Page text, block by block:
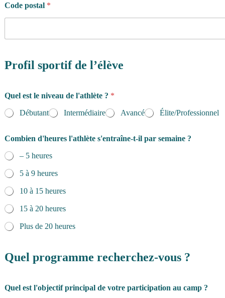
Code postal *
'
e
r
a
î
e
t
i
b
u
d
g
*
Profil sportif de l’élève
Quel est le niveau de l'athlète ? *
Débutant
Intermédiaire Avancé Élite/Professionnel
Combien d'heures l'athlète s'entraîne-t-il par semaine ?
– 5 heures
5 à 9 heures
10 à 15 heures
15 à 20 heures
Plus de 20 heures
Quel programme recherchez-vous ?
Quel est l'objectif principal de votre participation au camp ?